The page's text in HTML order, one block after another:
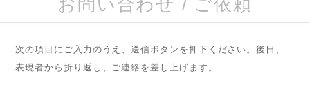
お問い合わせ / ご依頼
次の項目にご入力のうえ、送信ボタンを押下ください。後日、
表現者から折り返し、ご連絡を差し上げます。